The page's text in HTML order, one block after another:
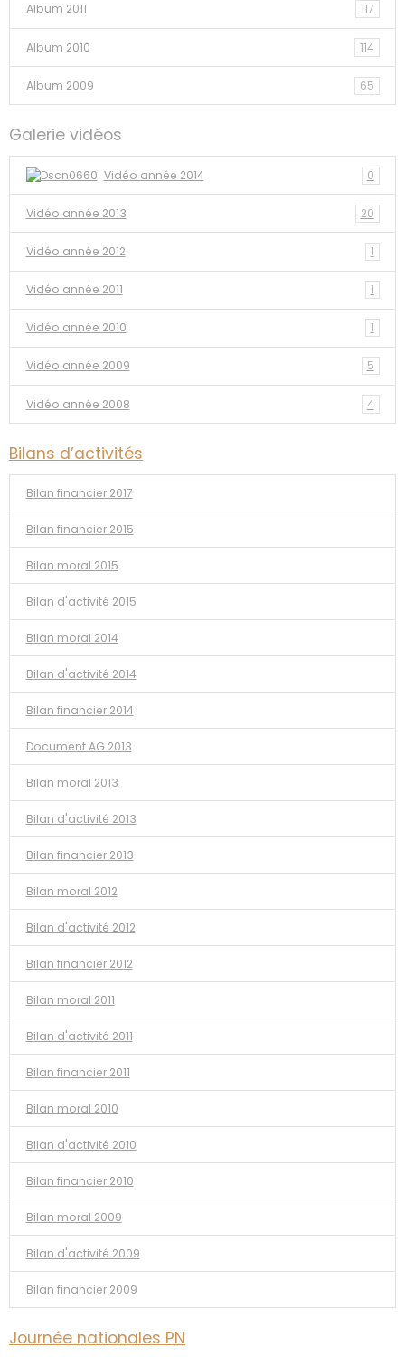
Album 2011 117
Album 2010 114
Album 2009 65
Galerie vidéos
Vidéo année 2014 0
Vidéo année 2013 20
Vidéo année 2012 1
Vidéo année 2011 1
Vidéo année 2010 1
Vidéo année 2009 5
Vidéo année 2008 4
Bilans d’activités
Bilan financier 2017
Bilan financier 2015
Bilan moral 2015
Bilan d'activité 2015
Bilan moral 2014
Bilan d'activité 2014
Bilan financier 2014
Document AG 2013
Bilan moral 2013
Bilan d'activité 2013
Bilan financier 2013
Bilan moral 2012
Bilan d'activité 2012
Bilan financier 2012
Bilan moral 2011
Bilan d'activité 2011
Bilan financier 2011
Bilan moral 2010
Bilan d'activité 2010
Bilan financier 2010
Bilan moral 2009
Bilan d'activité 2009
Bilan financier 2009
Journée nationales PN